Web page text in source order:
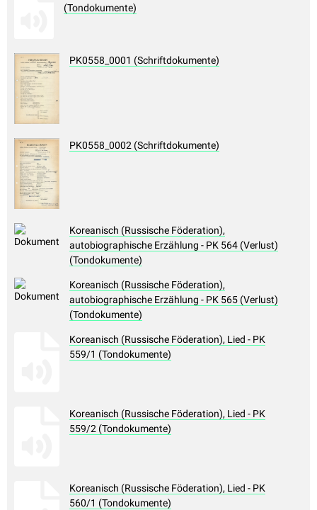
(Tondokumente)
PK0558_0001 (Schriftdokumente)
PK0558_0002 (Schriftdokumente)
Koreanisch (Russische Föderation),
autobiographische Erzählung - PK 564 (Verlust)
(Tondokumente)
Koreanisch (Russische Föderation),
autobiographische Erzählung - PK 565 (Verlust)
(Tondokumente)
Koreanisch (Russische Föderation), Lied - PK
559/1 (Tondokumente)
Koreanisch (Russische Föderation), Lied - PK
559/2 (Tondokumente)
Koreanisch (Russische Föderation), Lied - PK
560/1 (Tondokumente)